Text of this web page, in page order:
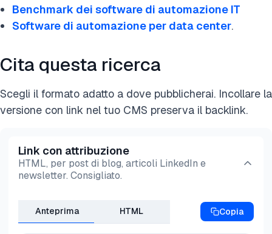
Benchmark dei software di automazione IT
Software di automazione per data center.
Cita questa ricerca
Scegli il formato adatto a dove pubblicherai. Incollare la
versione con link nel tuo CMS preserva il backlink.
Link con attribuzione
HTML, per post di blog, articoli LinkedIn e
newsletter. Consigliato.
Anteprima HTML Copia